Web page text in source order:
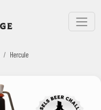
Bruxelles Beer Challenge
Menu
Hercule